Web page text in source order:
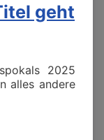
geht
2025
alles andere